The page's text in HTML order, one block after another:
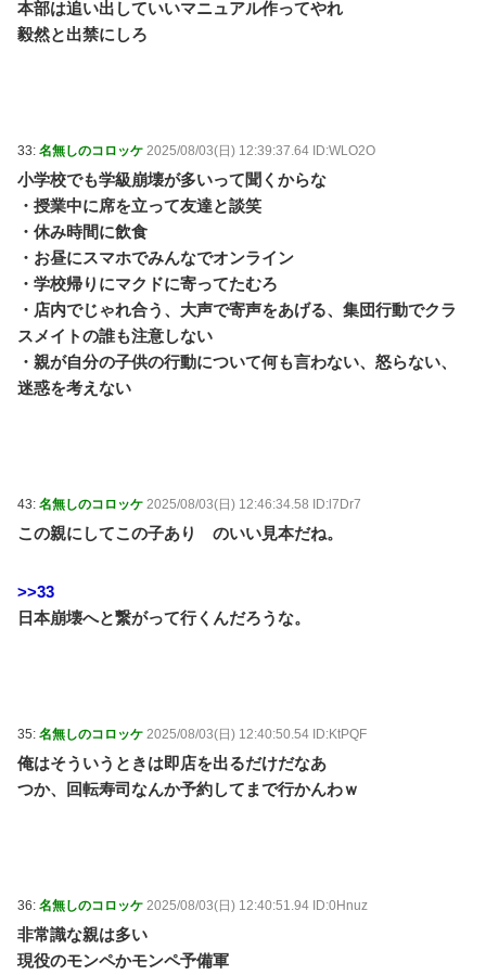
本部は追い出していいマニュアル作ってやれ
毅然と出禁にしろ
33: 名無しのコロッケ 2025/08/03(日) 12:39:37.64 ID:WLO2O
小学校でも学級崩壊が多いって聞くからな
・授業中に席を立って友達と談笑
・休み時間に飲食
・お昼にスマホでみんなでオンライン
・学校帰りにマクドに寄ってたむろ
・店内でじゃれ合う、大声で寄声をあげる、集団行動でクラ
スメイトの誰も注意しない
・親が自分の子供の行動について何も言わない、怒らない、
迷惑を考えない
43: 名無しのコロッケ 2025/08/03(日) 12:46:34.58 ID:l7Dr7
この親にしてこの子あり のいい見本だね。
>>33
日本崩壊へと繋がって行くんだろうな。
35: 名無しのコロッケ 2025/08/03(日) 12:40:50.54 ID:KtPQF
俺はそういうときは即店を出るだけだなあ
つか、回転寿司なんか予約してまで行かんわｗ
36: 名無しのコロッケ 2025/08/03(日) 12:40:51.94 ID:0Hnuz
非常識な親は多い
現役のモンペかモンペ予備軍